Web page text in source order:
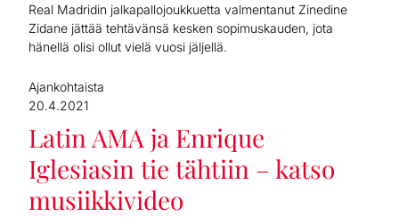
Real Madridin jalkapallojoukkuetta valmentanut Zinedine
Zidane jättää tehtävänsä kesken sopimuskauden, jota
hänellä olisi ollut vielä vuosi jäljellä.
Ajankohtaista
20.4.2021
Latin AMA ja Enrique
Iglesiasin tie tähtiin – katso
musiikkivideo